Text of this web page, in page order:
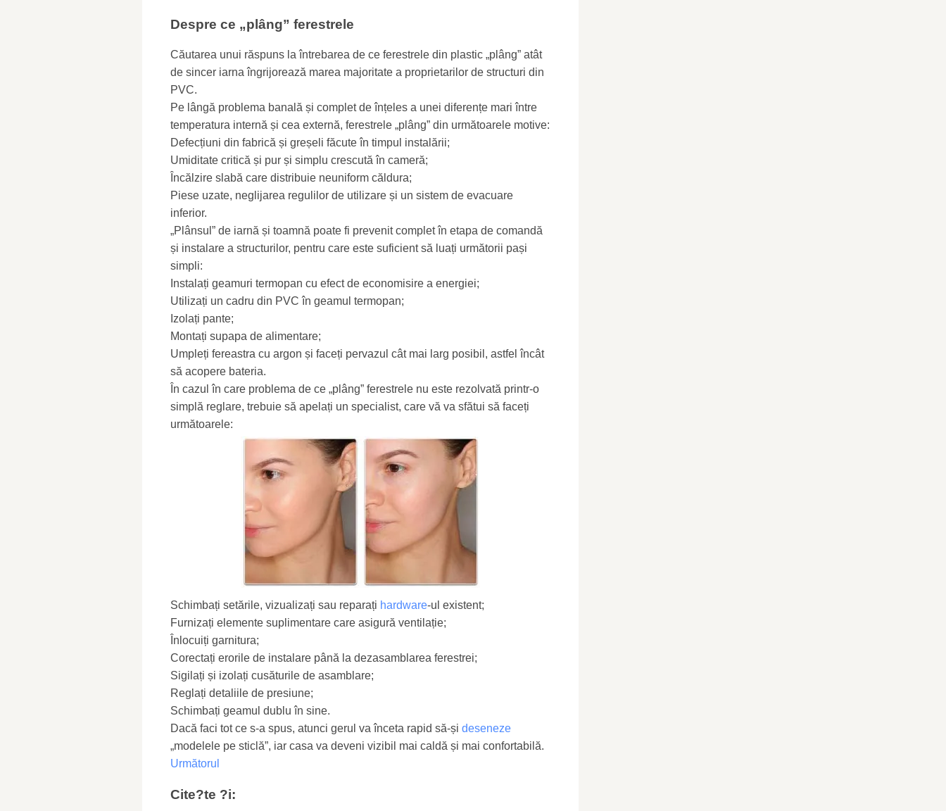
Despre ce „plâng” ferestrele
Căutarea unui răspuns la întrebarea de ce ferestrele din plastic „plâng” atât
de sincer iarna îngrijorează marea majoritate a proprietarilor de structuri din
PVC.
Pe lângă problema banală și complet de înțeles a unei diferențe mari între
temperatura internă și cea externă, ferestrele „plâng” din următoarele motive:
Defecțiuni din fabrică și greșeli făcute în timpul instalării;
Umiditate critică și pur și simplu crescută în cameră;
Încălzire slabă care distribuie neuniform căldura;
Piese uzate, neglijarea regulilor de utilizare și un sistem de evacuare
inferior.
„Plânsul” de iarnă și toamnă poate fi prevenit complet în etapa de comandă
și instalare a structurilor, pentru care este suficient să luați următorii pași
simpli:
Instalați geamuri termopan cu efect de economisire a energiei;
Utilizați un cadru din PVC în geamul termopan;
Izolați pante;
Montați supapa de alimentare;
Umpleți fereastra cu argon și faceți pervazul cât mai larg posibil, astfel încât
să acopere bateria.
În cazul în care problema de ce „plâng” ferestrele nu este rezolvată printr-o
simplă reglare, trebuie să apelați un specialist, care vă va sfătui să faceți
următoarele:
Schimbați setările, vizualizați sau reparați hardware-ul existent;
Furnizați elemente suplimentare care asigură ventilație;
Înlocuiți garnitura;
Corectați erorile de instalare până la dezasamblarea ferestrei;
Sigilați și izolați cusăturile de asamblare;
Reglați detaliile de presiune;
Schimbați geamul dublu în sine.
Dacă faci tot ce s-a spus, atunci gerul va înceta rapid să-și deseneze
„modelele pe sticlă”, iar casa va deveni vizibil mai caldă și mai confortabilă.
Următorul
Cite?te ?i: